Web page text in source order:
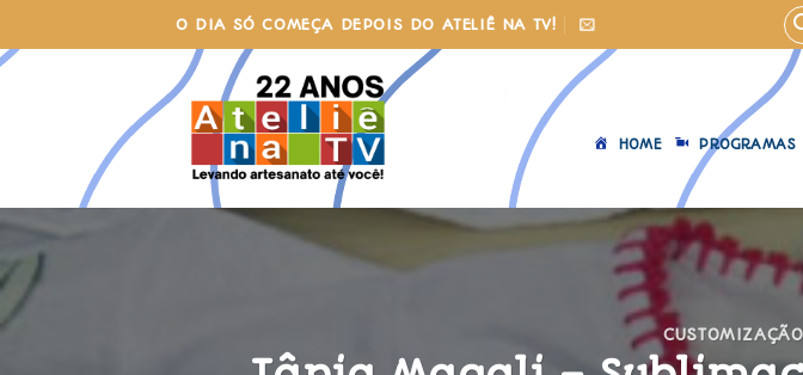
to
content
O DIA SÓ COMEÇA DEPOIS DO ATELIÊ NA TV!
HOME PROGRAMAS
CUSTOMIZAÇÃO